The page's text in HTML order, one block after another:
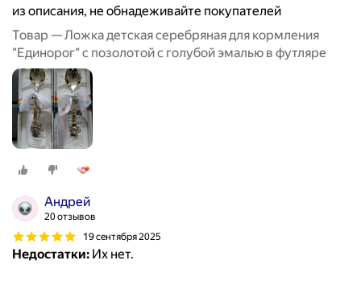
из описания, не обнадеживайте покупателей
Товар — Ложка детская серебряная для кормления
"Единорог" с позолотой с голубой эмалью в футляре
Андрей
20 отзывов
19 сентября 2025
Недостатки: Их нет.